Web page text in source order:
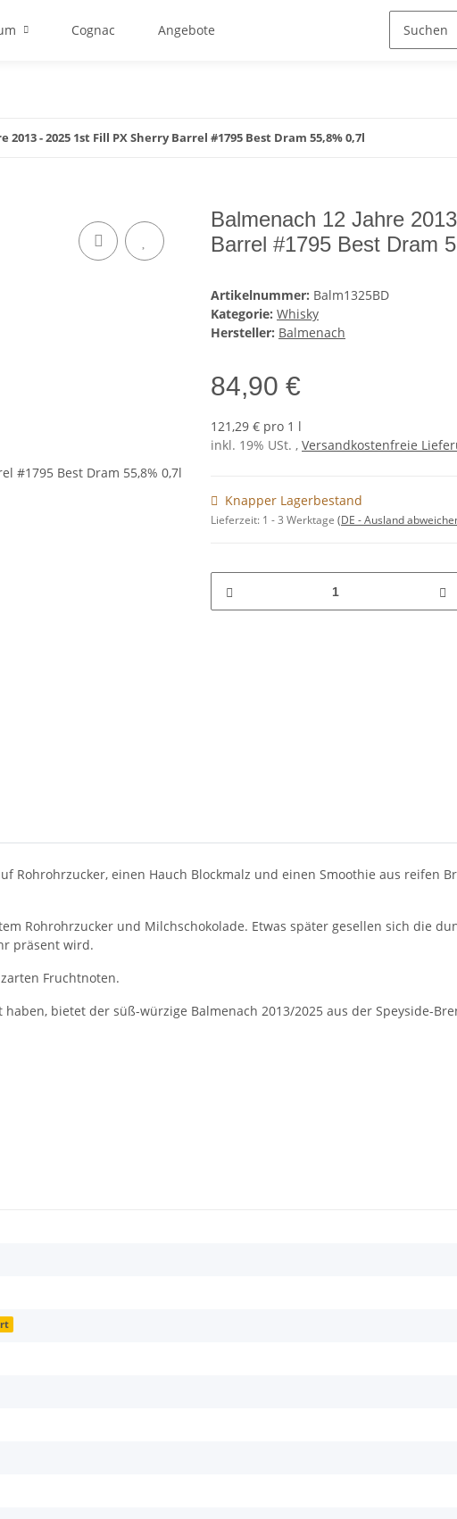
Cognac Angebote
2013 - 2025 1st Fill PX Sherry Barrel #1795 Best Dram 55,8% 0,7l
Balmenach 12 Jahre
Barrel #1795 Best Dram
Artikelnummer: Balm1325BD
Kategorie: Whisky
Hersteller: Balmenach
84,90 €
121,29 € pro 1 l
inkl. 19% USt. , Versandkostenfreie
Knapper Lagerbestand
Lieferzeit: 1 - 3 Werktage (DE - Ausland
Rohrohrzucker, einen Hauch Blockmalz und einen Smoothie aus reifen
Rohrohrzucker und Milchschokolade. Etwas später gesellen sich die
präsent wird.
Fruchtnoten.
bietet der süß-würzige Balmenach 2013/2025 aus der Speyside-